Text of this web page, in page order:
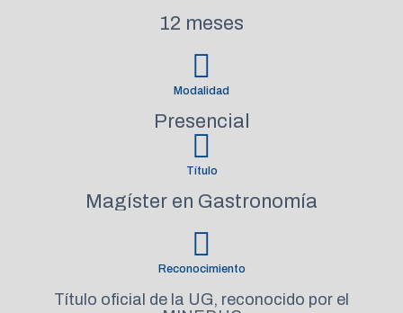
12 meses
Modalidad
Presencial
Título
Magíster en Gastronomía
Reconocimiento
Título oficial de la UG, reconocido por el